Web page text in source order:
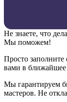
Не знаете, что
Мы поможем!
Просто
вами в ближайшее
Мы гарантируем
мастеров. Не